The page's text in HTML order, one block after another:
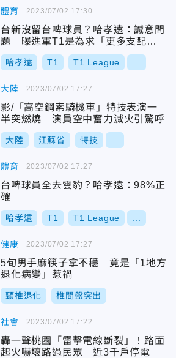
體育
台新沒留台啤球員？哈孝遠：誠意問
題 曝進軍T1是為求「更多支配
權」
哈孝遠 T1 T1 League
2023/07/02 17:30
大陸
影/「高空鋼索騎機車」特技表演一
半突燃燒 演員空中奮力滅火引驚呼
大陸 江蘇省 特技
2023/07/02 17:27
體育
台啤球員全去雲豹？哈孝遠：98%正
確
哈孝遠 T1 T1 League
2023/07/02 17:27
健康
5旬男手麻筷子拿不穩 竟是「1地方
退化病變」惹禍
頸椎退化 椎間盤突出
2023/07/02 17:27
社會
轟一聲桃園「雷擊電線斷裂」！路面
起火嚇壞路過民眾 近3千戶停電
2023/07/02 17:22